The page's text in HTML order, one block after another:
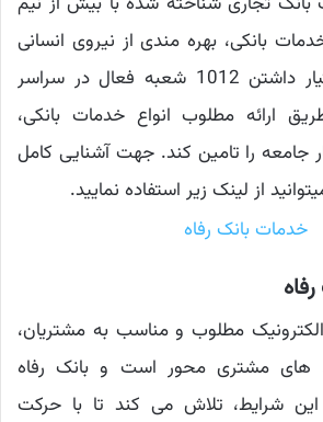
بانکی، بهره مندی از نیروی انسانی
متخصصی و در اختیار داشتن 1012 شعبه فعال در سراسر
ارائه مطلوب انواع خدمات بانکی،
را تامین کند. جهت آشنایی کامل
از لینک زیر استفاده نمایید.
خدمات بانک رفاه
الکترونیک مطلوب و مناسب به مشتریان،
های مشتری محور است و بانک رفاه
این شرایط، تلاش می کند تا با حرکت